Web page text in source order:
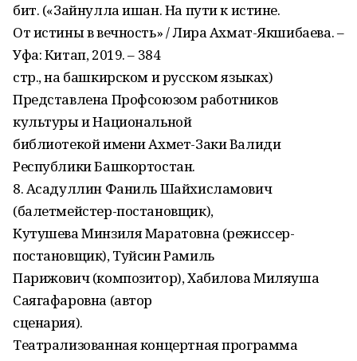
бит. («Зайнулла ишан. На пути к истине.
От истины в вечность» / Лира Ахмат-Якшибаева. –
Уфа: Китап, 2019. – 384
стр., на башкирском и русском языках)
Представлена Профсоюзом работников
культуры и Национальной
библиотекой имени Ахмет-Заки Валиди
Республики Башкортостан.
8. Асадуллин Фаниль Шайхисламович
(балетмейстер-постановщик),
Кутушева Минзиля Маратовна (режиссер-
постановщик), Туйсин Рамиль
Парижович (композитор), Хабилова Миляуша
Саягафаровна (автор
сценария).
Театрализованная концертная программа